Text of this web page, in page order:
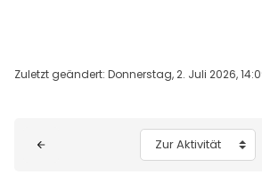
Zuletzt geändert: Donnerstag, 2. Juli 2026,
Zur Aktivität